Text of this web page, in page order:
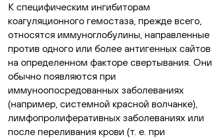
К специфическим ингибиторам
коагуляционного гемостаза, прежде всего,
относятся иммуноглобулины, направленные
против одного или более антигенных сайтов
на определенном факторе свертывания. Они
обычно появляются при
иммуноопосредованных заболеваниях
(например, системной красной волчанке),
лимфопролиферативных заболеваниях или
после переливания крови (т. е. при